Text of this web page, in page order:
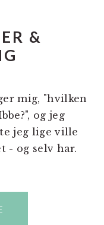
&
mig, "hvilken
og jeg
jeg lige ville
- og selv har.